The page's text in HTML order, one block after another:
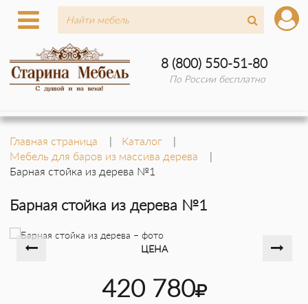
8 (800) 550-51-80
По России бесплатно
Главная страница
Каталог
Мебель для баров из массива дерева
Барная стойка из дерева №1
Барная стойка из дерева №1
ЦЕНА
420 780